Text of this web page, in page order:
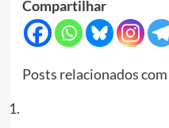
Compartilhar
Posts relacionados